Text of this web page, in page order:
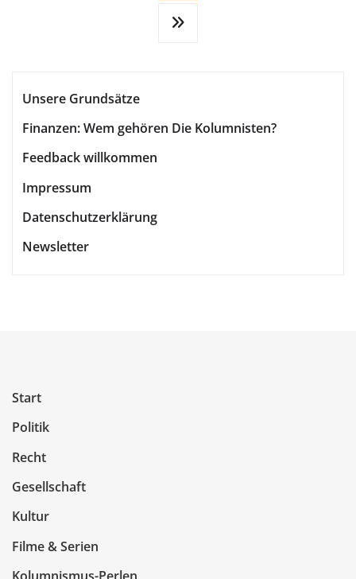
Unsere Grundsätze
Finanzen: Wem gehören Die Kolumnisten?
Feedback willkommen
Impressum
Datenschutzerklärung
Newsletter
Start
Politik
Recht
Gesellschaft
Kultur
Filme & Serien